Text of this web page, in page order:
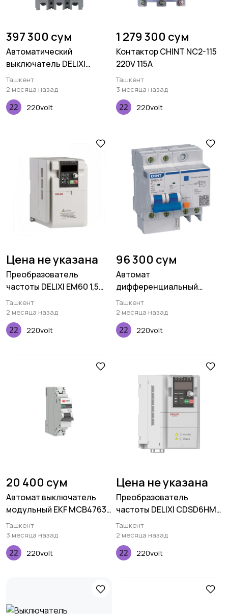
397 300 сум
Автоматический
выключатель DELIXI
CDM3-250F/3300 250A
Ташкент
2 месяца назад
220volt
1 279 300 сум
Контактор CHINT NC2-115
220V 115А
Ташкент
3 месяца назад
220volt
Цена не указана
Преобразователь
частоты DELIXI EM60 1,5
кВт 220V
Ташкент
2 месяца назад
220volt
96 300 сум
Автомат
дифференциальный
CHINT NXBLE-63 2P C20
30mA 6kA
Ташкент
2 месяца назад
220volt
20 400 сум
Автомат выключатель
модульный EKF MCB4763-
1-06C-Pro
Ташкент
3 месяца назад
220volt
Цена не указана
Преобразователь
частоты DELIXI CDSD6HM
2.2kW 1 phase AC220V
Brake unit+RS485
Ташкент
2 месяца назад
220volt